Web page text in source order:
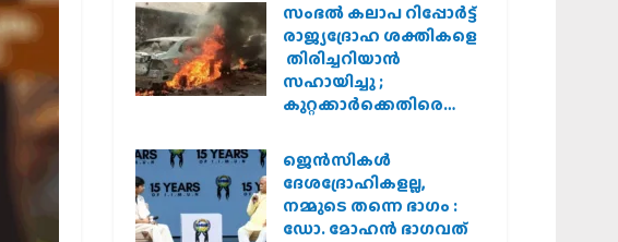
സംഭൽ കലാപ റിപ്പോർട്ട്
രാജ്യദ്രോഹ ശക്തികളെ
തിരിച്ചറിയാൻ
സഹായിച്ചു ;
കുറ്റക്കാർക്കെതിരെ
വേണമെന്ന് വിശ്വഹിന്ദു
പരിഷത്ത്
ജെന്‍സികള്‍
ദേശദ്രോഹികളല്ല,
നമ്മുടെ തന്നെ ഭാഗം :
ഡോ. മോഹന്‍ ഭാഗവത്